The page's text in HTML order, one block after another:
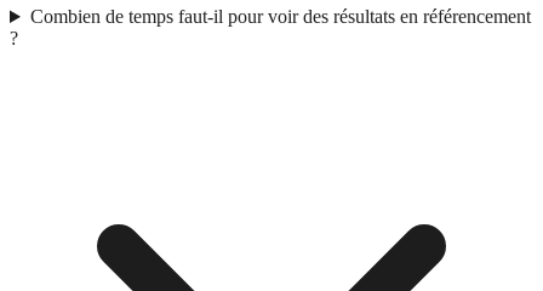
Combien de temps faut-il pour voir des résultats en référencement
?